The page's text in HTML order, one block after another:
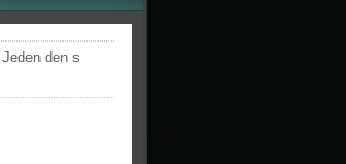
Jeden den s